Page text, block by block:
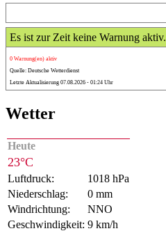
Es ist zur Zeit keine Warnung aktiv.
0 Warnung(en) aktiv
Quelle: Deutsche Wetterdienst
Letzte Aktualisierung 07.08.2026 - 01:24 Uhr
Wetter
Heute
23°C
Luftdruck:
1018 hPa
Niederschlag:
0 mm
Windrichtung:
NNO
Geschwindigkeit: 9 km/h